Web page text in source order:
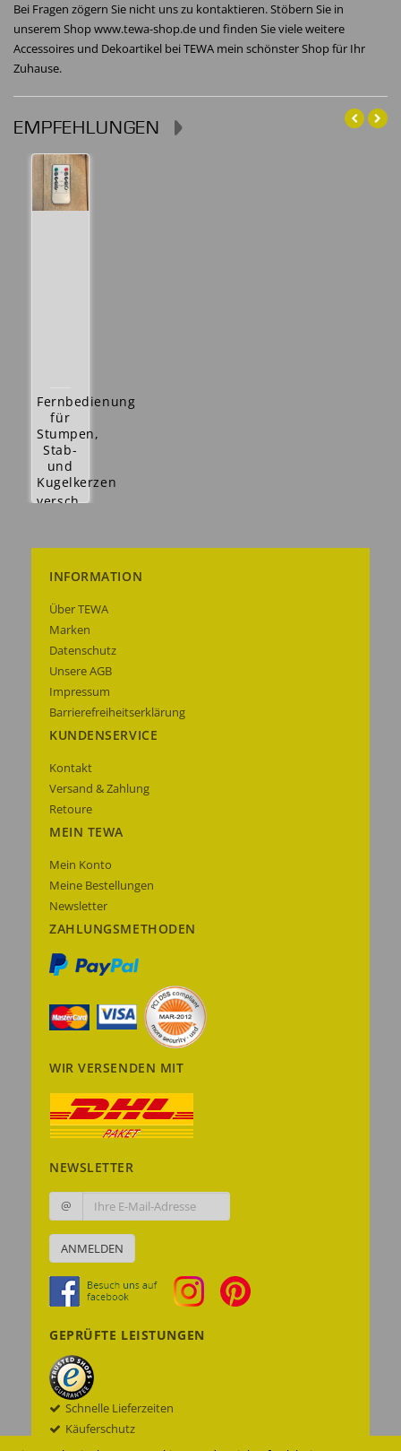
Bei Fragen zögern Sie nicht uns zu kontaktieren. Stöbern Sie in
unserem Shop www.tewa-shop.de und finden Sie viele weitere
Accessoires und Dekoartikel bei TEWA mein schönster Shop für Ihr
Zuhause.
EMPFEHLUNGEN
Fernbedienung
für
Stumpen,
Stab-
und
Kugelkerzen
versch.
versch.
Details
anzeigen
INFORMATION
Über TEWA
Marken
Datenschutz
Unsere AGB
Impressum
Barrierefreiheitserklärung
KUNDENSERVICE
Kontakt
Versand & Zahlung
Retoure
MEIN TEWA
Mein Konto
Meine Bestellungen
Newsletter
ZAHLUNGSMETHODEN
WIR VERSENDEN MIT
NEWSLETTER
@
ANMELDEN
GEPRÜFTE LEISTUNGEN
Schnelle Lieferzeiten
Käuferschutz